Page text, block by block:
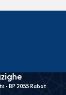
- BP 2055 Rabat